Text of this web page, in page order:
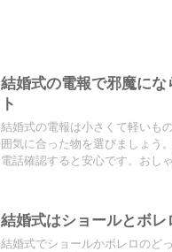
結婚式の電報で邪魔に
ト
結婚式の電報は小さくて軽いも
囲気に合った物を選びましょう
電話確認すると安心です。おし
結婚式はショールとボ
結婚式でショールかボレロのど